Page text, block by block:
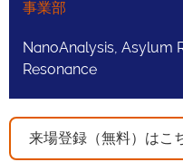
事業部
NanoAnalysis, Asylum
Resonance
来場登録（無料）はこ